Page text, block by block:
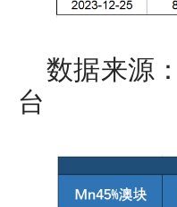
数据来源
台